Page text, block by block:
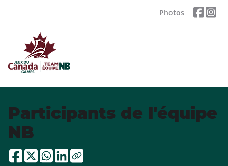
Photos
Participants de l'équipe
NB